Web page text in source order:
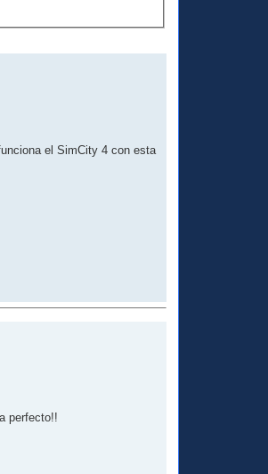
el SimCity 4 con esta
perfecto!!